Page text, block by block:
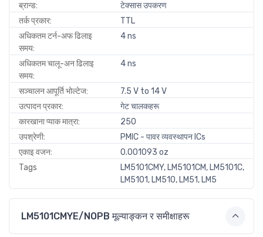
ब्रान्ड:
टेक्सास उपकरण
तर्क प्रकार:
TTL
अधिकतम टर्न-अफ ढिलाइ
समय:
4 ns
अधिकतम चालू-अन ढिलाइ
समय:
4 ns
सञ्चालन आपूर्ति भोल्टेज:
7.5 V to 14 V
उत्पादन प्रकार:
गेट चालकहरू
कारखाना प्याक मात्रा:
250
उपश्रेणी:
PMIC - पावर व्यवस्थापन ICs
एकाइ वजन:
0.001093 oz
Tags
LM5101CMY, LM5101CM, LM5101C,
LM5101, LM510, LM51, LM5
LM5101CMYE/NOPB मूल्याङ्कन र समीक्षाहरू